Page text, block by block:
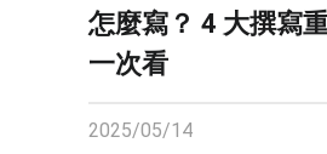
怎麼寫？ 4 大撰寫
一次看
2025/05/14